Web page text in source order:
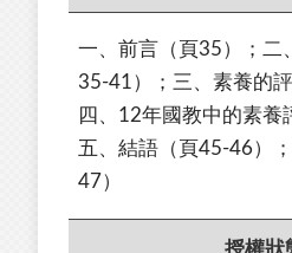
一、前言（頁35）；二
35-41）；三、素養的
四、12年國教中的素養
五、結語（頁45-46）
47）